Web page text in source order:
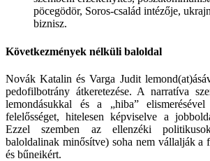
pöcegödör, Soros-család intézője,
biznisz.
Következmények nélküli baloldal
Novák Katalin és Varga Judit
pedofilbotrány átkeretezése. A narratíva
lemondásukkal és a „hiba”
felelősséget, hitelesen képviselve a
Ezzel szemben az ellenzéki
baloldalinak minősítve) soha nem vállalják a
és bűneikért.